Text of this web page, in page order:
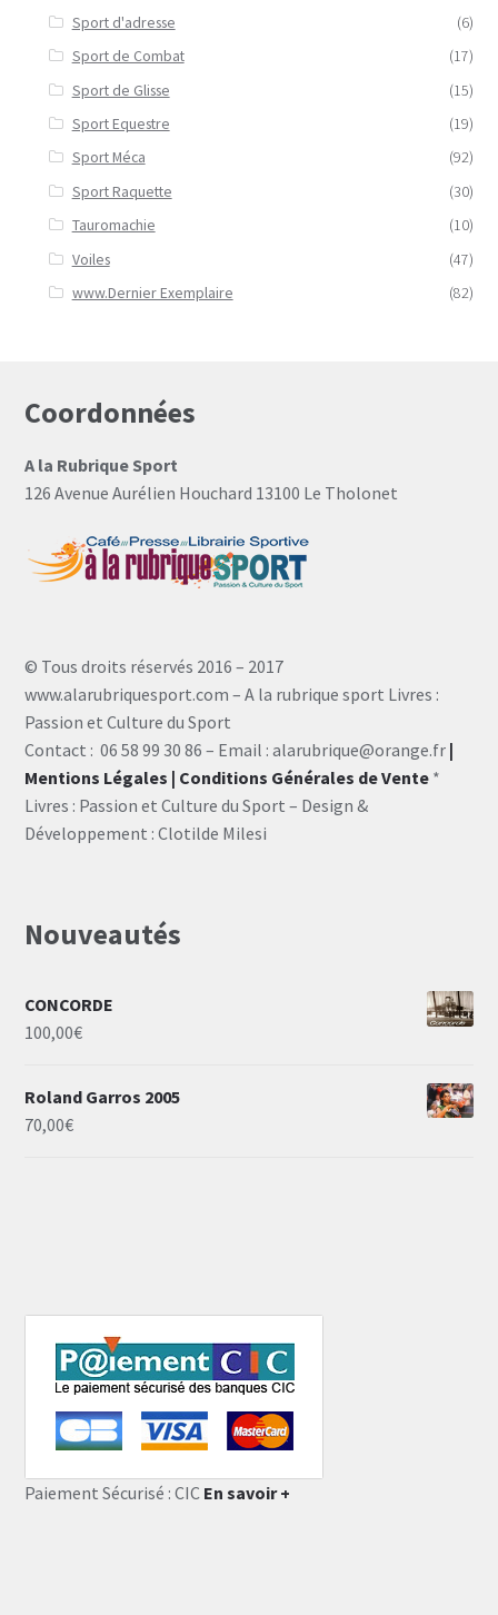
Sport d'adresse
(6)
Sport de Combat
(17)
Sport de Glisse
(15)
Sport Equestre
(19)
Sport Méca
(92)
Sport Raquette
(30)
Tauromachie
(10)
Voiles
(47)
www.Dernier Exemplaire
(82)
Coordonnées
A la Rubrique Sport
126 Avenue Aurélien Houchard 13100 Le Tholonet
© Tous droits réservés 2016 – 2017
www.alarubriquesport.com – A la rubrique sport Livres :
Passion et Culture du Sport
Contact : 06 58 99 30 86 – Email : alarubrique@orange.fr |
Mentions Légales | Conditions Générales de Vente *
Livres : Passion et Culture du Sport – Design &
Développement : Clotilde Milesi
Nouveautés
CONCORDE
100,00€
Roland Garros 2005
70,00€
Paiement Sécurisé : CIC En savoir +